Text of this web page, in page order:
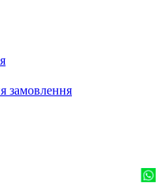
замовлення